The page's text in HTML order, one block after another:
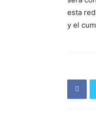
esta
y el